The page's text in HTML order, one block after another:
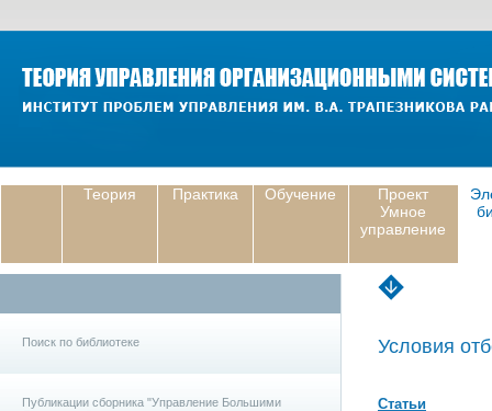
Теория Практика Обучение
Проект
Умное
управление
Поиск по библиотеке
Публикации сборника "Управление Большими
Условия
Статьи